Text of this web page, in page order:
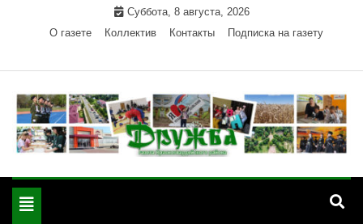
Суббота, 8 августа, 2026
О газете
Коллектив Контакты Подписка на газету
"Дружба" — газета
Красногвардейского района Республики Адыгея
Toggle